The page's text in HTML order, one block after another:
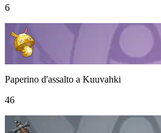
6
Paperino d'assalto a Kuuvahki
46